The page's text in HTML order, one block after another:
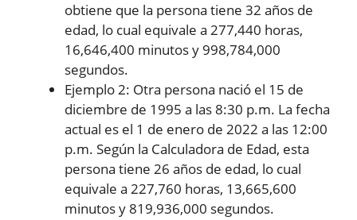
obtiene que la persona tiene 32 años de
edad, lo cual equivale a 277,440 horas,
16,646,400 minutos y 998,784,000
segundos.
Ejemplo 2: Otra persona nació el 15 de
diciembre de 1995 a las 8:30 p.m. La fecha
actual es el 1 de enero de 2022 a las 12:00
p.m. Según la Calculadora de Edad, esta
persona tiene 26 años de edad, lo cual
equivale a 227,760 horas, 13,665,600
minutos y 819,936,000 segundos.